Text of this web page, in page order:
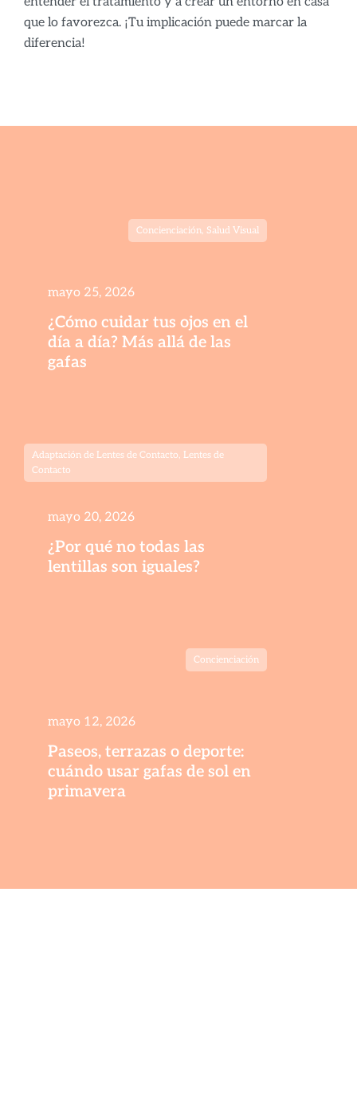
que lo favorezca. ¡Tu implicación puede marcar la
diferencia!
mayo 25, 2026
Concienciación, Salud Visual
¿Cómo cuidar tus ojos en el
día a día? Más allá de las
gafas
mayo 20, 2026
Adaptación de Lentes de Contacto, Lentes de
Contacto
¿Por qué no todas las
lentillas son iguales?
mayo 12, 2026
Concienciación
Paseos, terrazas o deporte:
cuándo usar gafas de sol en
primavera